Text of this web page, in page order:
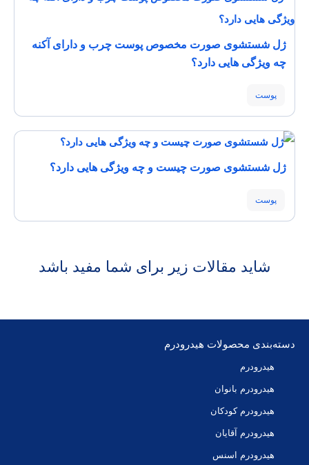
ژل شستشوی صورت مخصوص پوست چرب و دارای آکنه
چه ویژگی هایی دارد؟
پوست
ژل شستشوی صورت چیست و چه ویژگی هایی دارد؟
پوست
شاید مقالات زیر برای شما مفید باشد
دسته‌بندی محصولات هیدرودرم
هیدرودرم
هیدرودرم بانوان
هیدرودرم کودکان
هیدرودرم آقایان
هیدرودرم اسنس